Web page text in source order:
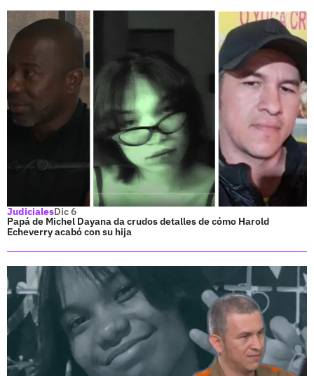
JudicialesDic 6
Papá de Michel Dayana da crudos detalles de cómo Harold
Echeverry acabó con su hija